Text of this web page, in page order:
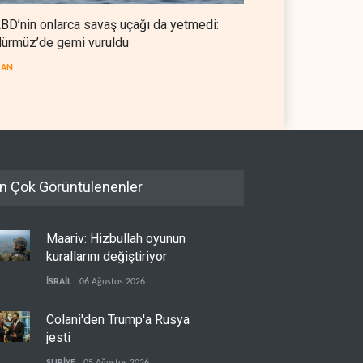
onlarca savaş uçağı da yetmedi:
gemi vuruldu
Çok Görüntülenenler
Maariv: Hizbullah oyunun
kurallarını değiştiriyor
İSRAİL 06 Ağustos 2026
Colani'den Trump'a Rusya
jesti